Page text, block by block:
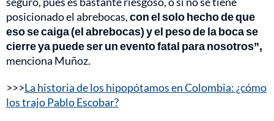
posicionado el abrebocas,con el solo hecho de que
eso se caiga (el abrebocas) y el peso de la boca se
cierre ya puede ser un evento fatal para nosotros”,
menciona Muñoz.
>>>La historia de los hipopótamos en Colombia: ¿cómo
los trajo Pablo Escobar?